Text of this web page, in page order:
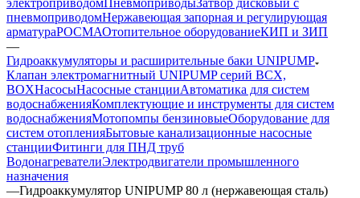
пневмоприводомНержавеющая запорная и регулирующая
арматураРОСМАОтопительное оборудованиеКИП и ЗИП
—
Гидроаккумуляторы и расширительные баки UNIPUMP
Клапан электромагнитный UNIPUMP серий BCX,
BOXНасосыНасосные станцииАвтоматика для систем
водоснабженияКомплектующие и инструменты для систем
водоснабженияМотопомпы бензиновыеОборудование для
систем отопленияБытовые канализационные насосные
станцииФитинги для ПНД труб
ВодонагревателиЭлектродвигатели промышленного
назначения
—Гидроаккумулятор UNIPUMP 80 л (нержавеющая сталь)